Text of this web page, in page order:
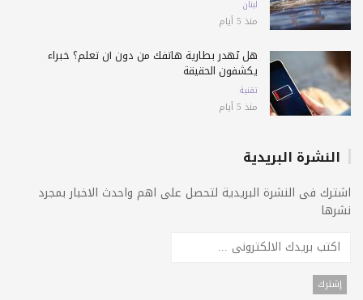
لبنان
منذ 5 أيام
هل تُهدر بطارية هاتفك من دون أن تعلم؟ خبراء
يكشفون الحقيقة
تقنية
منذ 5 أيام
النشرة البريدية
اشترك فى النشرة البريدية لتحصل على اهم واحدث الاخبار بمجرد
نشرها